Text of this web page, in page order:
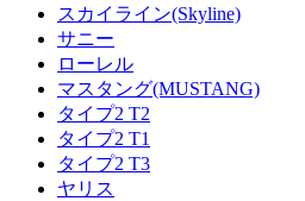
スカイライン(Skyline)
サニー
ローレル
マスタング(MUSTANG)
タイプ2 T2
タイプ2 T1
タイプ2 T3
ヤリス